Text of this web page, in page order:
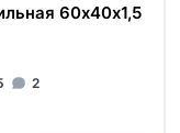
60х40х1,5
2